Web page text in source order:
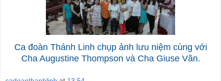
Ca đoàn Thánh Linh chụp ảnh lưu niệm cùng với
Cha Augustine Thompson và Cha Giuse Văn.